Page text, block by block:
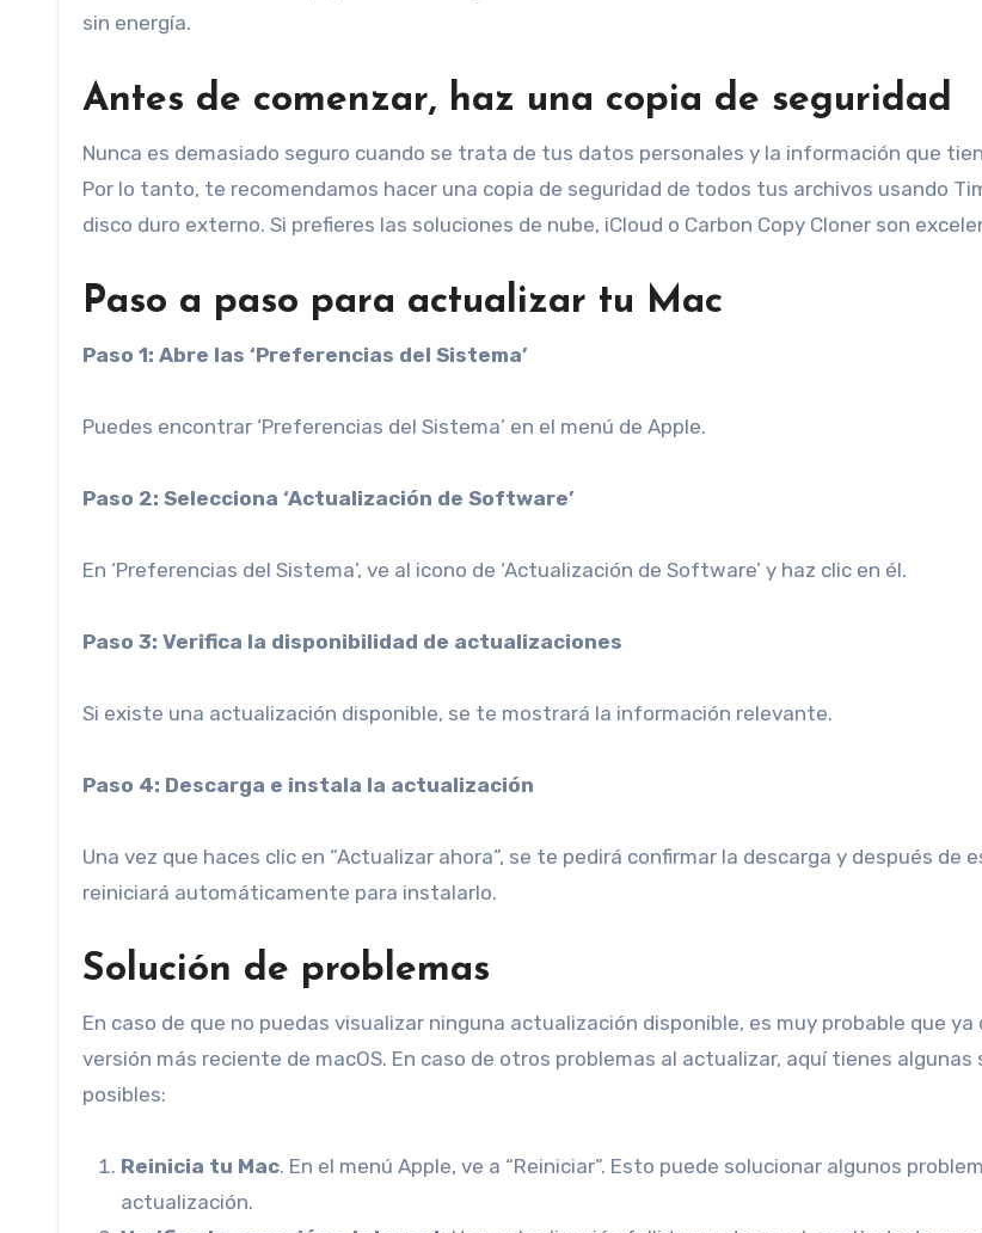
sin energía.
Antes de comenzar, haz una copia de seguridad
Nunca es demasiado seguro cuando se trata de tus datos personales y la información que
Por lo tanto, te recomendamos hacer una copia de seguridad de todos tus archivos usando
disco duro externo. Si prefieres las soluciones de nube, iCloud o Carbon Copy Cloner son
Paso a paso para actualizar tu Mac
Paso 1: Abre las ‘Preferencias del Sistema’
Puedes encontrar ‘Preferencias del Sistema’ en el menú de Apple.
Paso 2: Selecciona ‘Actualización de Software’
En ‘Preferencias del Sistema’, ve al icono de ‘Actualización de Software’ y haz clic en él.
Paso 3: Verifica la disponibilidad de actualizaciones
Si existe una actualización disponible, se te mostrará la información relevante.
Paso 4: Descarga e instala la actualización
Una vez que haces clic en “Actualizar ahora”, se te pedirá confirmar la descarga y después de
reiniciará automáticamente para instalarlo.
Solución de problemas
En caso de que no puedas visualizar ninguna actualización disponible, es muy probable que
versión más reciente de macOS. En caso de otros problemas al actualizar, aquí tienes algunas
posibles:
Reinicia tu Mac. En el menú Apple, ve a “Reiniciar”. Esto puede solucionar algunos
actualización.